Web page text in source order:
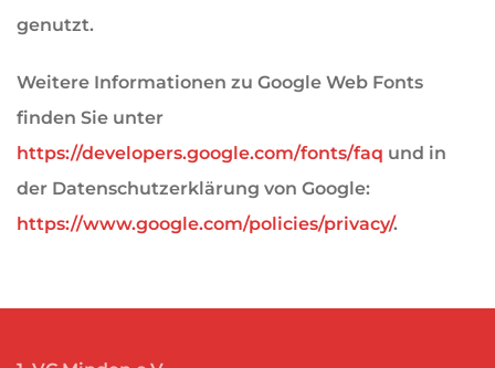
genutzt.
Weitere Informationen zu Google Web Fonts
finden Sie unter
https://developers.google.com/fonts/faq und in
der Datenschutzerklärung von Google:
https://www.google.com/policies/privacy/.